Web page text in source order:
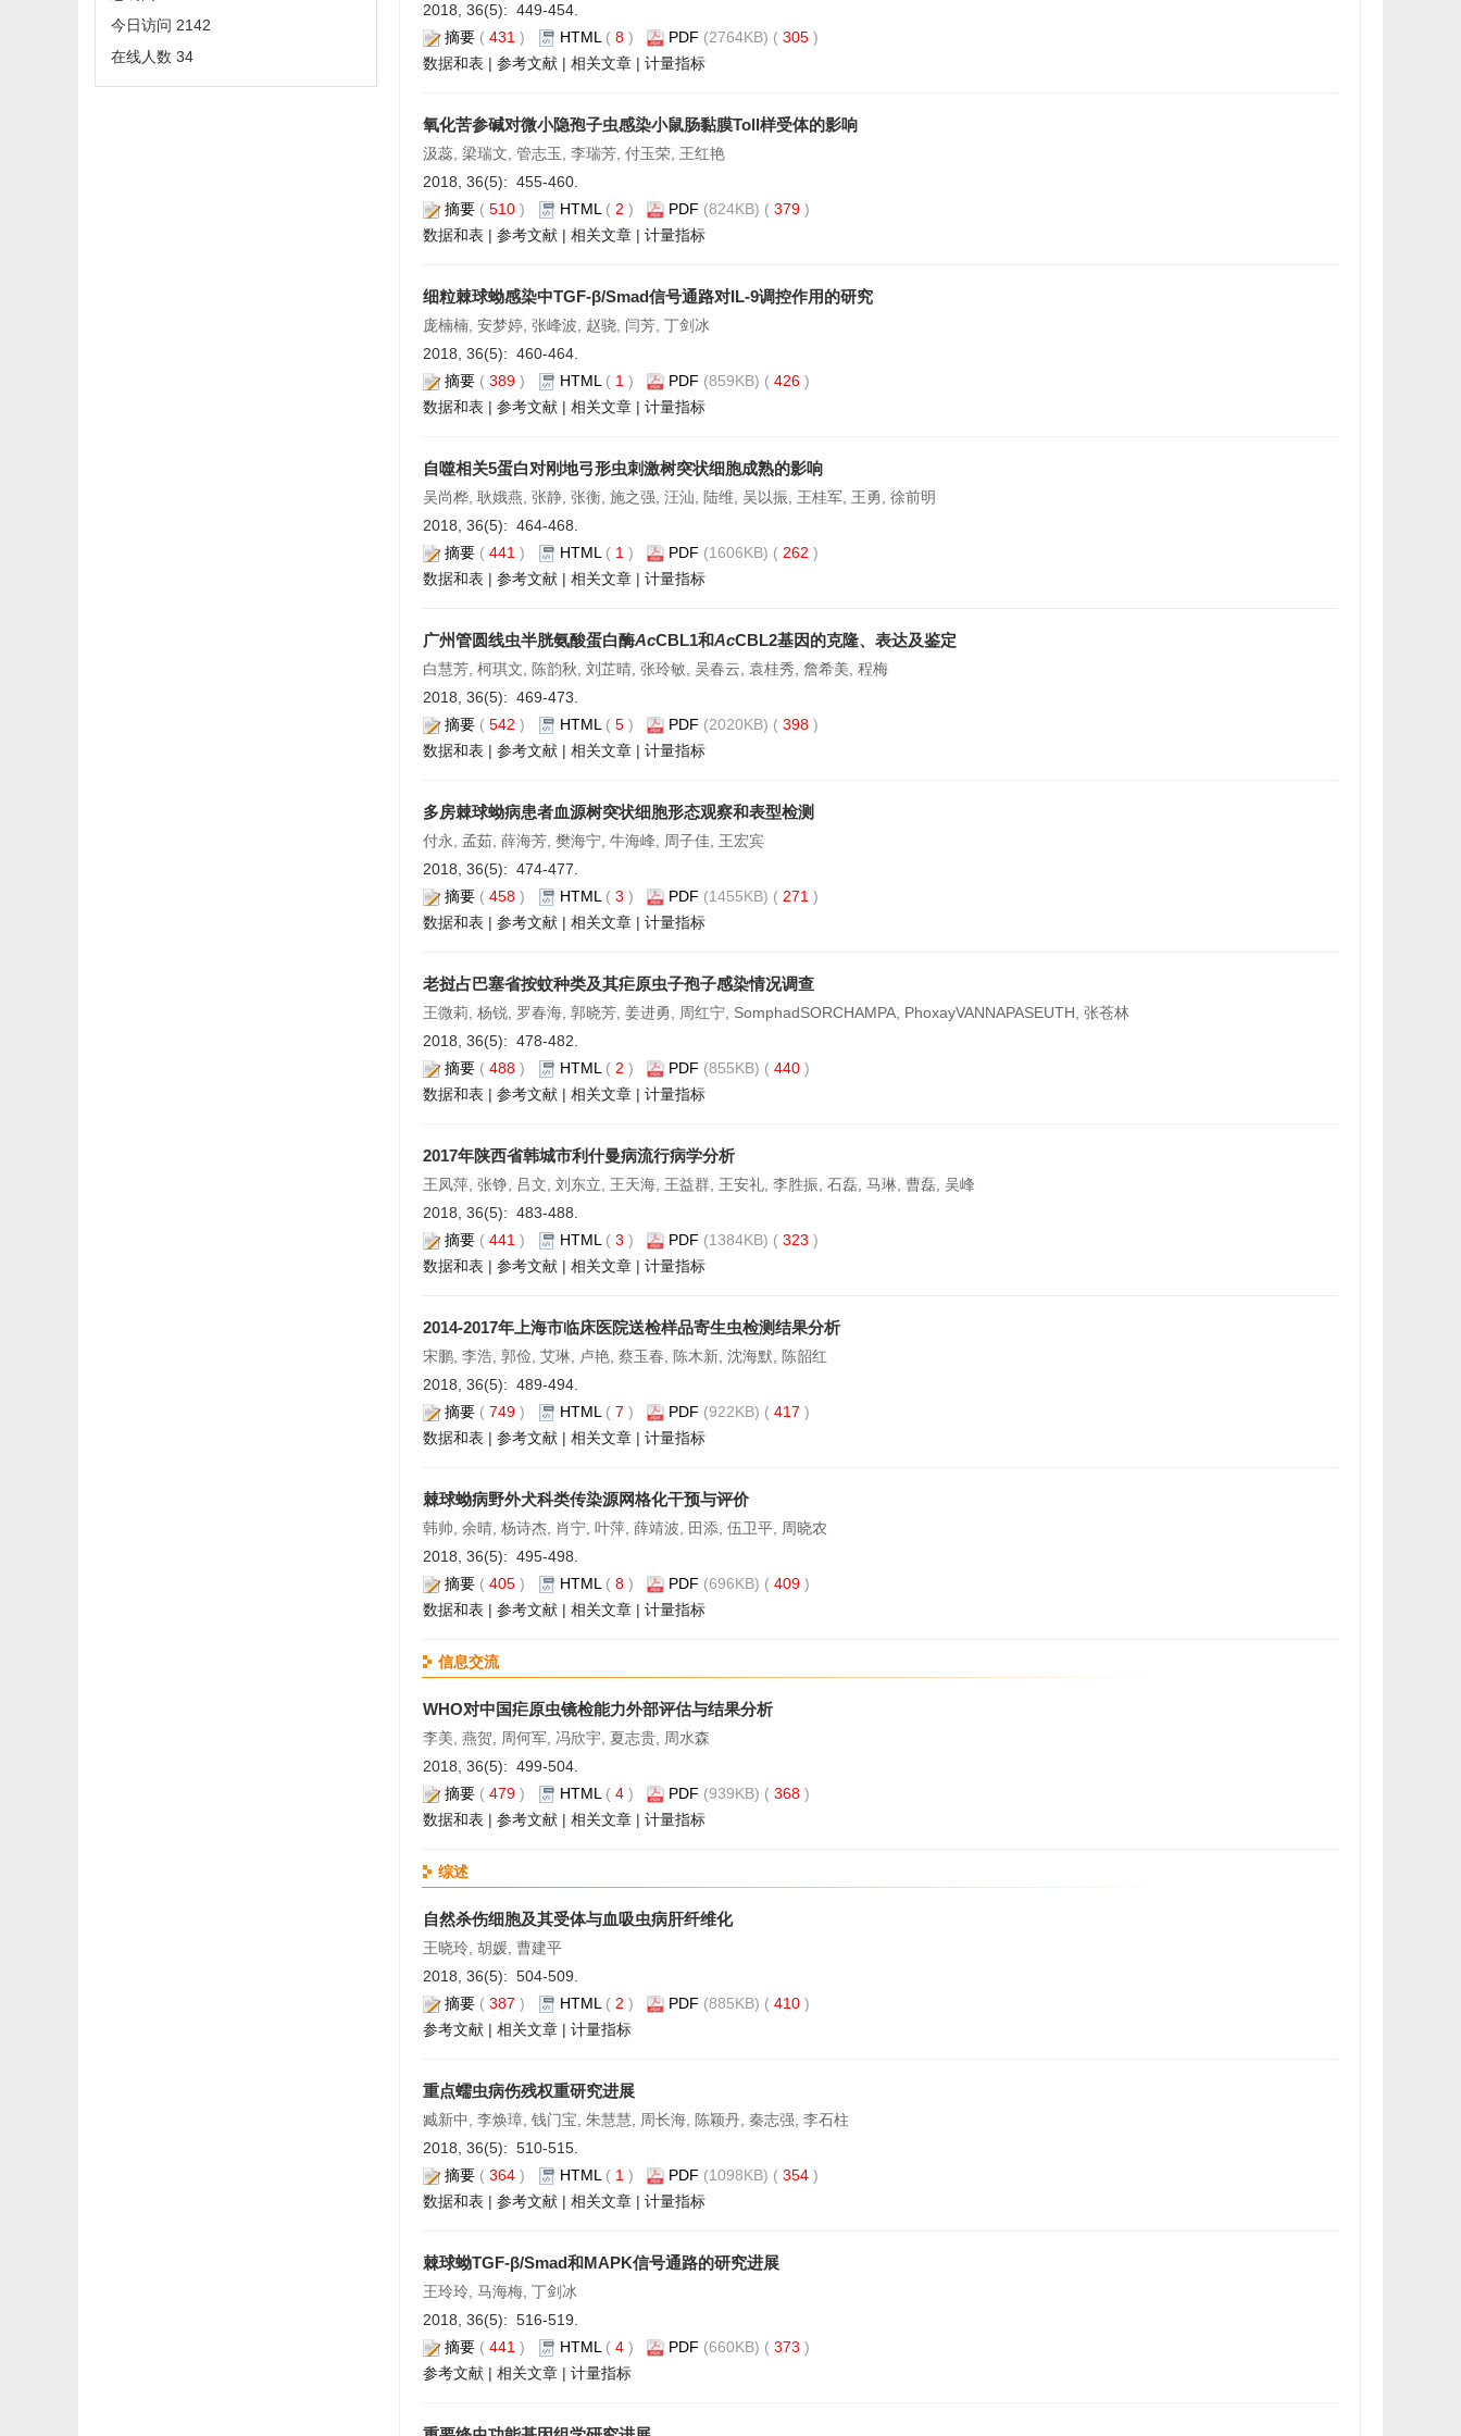
今日访问 2142
在线人数 34
2018, 36(5): 449-454.
摘要 ( 431 ) HTML ( 8 ) PDF (2764KB) ( 305 )
数据和表 | 参考文献 | 相关文章 | 计量指标
氧化苦参碱对微小隐孢子虫感染小鼠肠黏膜Toll样受体的影响
汲蕊, 梁瑞文, 管志玉, 李瑞芳, 付玉荣, 王红艳
2018, 36(5): 455-460.
摘要 ( 510 ) HTML ( 2 ) PDF (824KB) ( 379 )
数据和表 | 参考文献 | 相关文章 | 计量指标
细粒棘球蚴感染中TGF-β/Smad信号通路对IL-9调控作用的研究
庞楠楠, 安梦婷, 张峰波, 赵骁, 闫芳, 丁剑冰
2018, 36(5): 460-464.
摘要 ( 389 ) HTML ( 1 ) PDF (859KB) ( 426 )
数据和表 | 参考文献 | 相关文章 | 计量指标
自噬相关5蛋白对刚地弓形虫刺激树突状细胞成熟的影响
吴尚桦, 耿娥燕, 张静, 张衡, 施之强, 汪汕, 陆维, 吴以振, 王桂军, 王勇, 徐前明
2018, 36(5): 464-468.
摘要 ( 441 ) HTML ( 1 ) PDF (1606KB) ( 262 )
数据和表 | 参考文献 | 相关文章 | 计量指标
广州管圆线虫半胱氨酸蛋白酶AcCBL1和AcCBL2基因的克隆、表达及鉴定
白慧芳, 柯琪文, 陈韵秋, 刘芷晴, 张玲敏, 吴春云, 袁桂秀, 詹希美, 程梅
2018, 36(5): 469-473.
摘要 ( 542 ) HTML ( 5 ) PDF (2020KB) ( 398 )
数据和表 | 参考文献 | 相关文章 | 计量指标
多房棘球蚴病患者血源树突状细胞形态观察和表型检测
付永, 孟茹, 薛海芳, 樊海宁, 牛海峰, 周子佳, 王宏宾
2018, 36(5): 474-477.
摘要 ( 458 ) HTML ( 3 ) PDF (1455KB) ( 271 )
数据和表 | 参考文献 | 相关文章 | 计量指标
老挝占巴塞省按蚊种类及其疟原虫子孢子感染情况调查
王微莉, 杨锐, 罗春海, 郭晓芳, 姜进勇, 周红宁, SomphadSORCHAMPA, PhoxayVANNAPASEUTH, 张苍林
2018, 36(5): 478-482.
摘要 ( 488 ) HTML ( 2 ) PDF (855KB) ( 440 )
数据和表 | 参考文献 | 相关文章 | 计量指标
2017年陕西省韩城市利什曼病流行病学分析
王凤萍, 张铮, 吕文, 刘东立, 王天海, 王益群, 王安礼, 李胜振, 石磊, 马琳, 曹磊, 吴峰
2018, 36(5): 483-488.
摘要 ( 441 ) HTML ( 3 ) PDF (1384KB) ( 323 )
数据和表 | 参考文献 | 相关文章 | 计量指标
2014-2017年上海市临床医院送检样品寄生虫检测结果分析
宋鹏, 李浩, 郭俭, 艾琳, 卢艳, 蔡玉春, 陈木新, 沈海默, 陈韶红
2018, 36(5): 489-494.
摘要 ( 749 ) HTML ( 7 ) PDF (922KB) ( 417 )
数据和表 | 参考文献 | 相关文章 | 计量指标
棘球蚴病野外犬科类传染源网格化干预与评价
韩帅, 余晴, 杨诗杰, 肖宁, 叶萍, 薛靖波, 田添, 伍卫平, 周晓农
2018, 36(5): 495-498.
摘要 ( 405 ) HTML ( 8 ) PDF (696KB) ( 409 )
数据和表 | 参考文献 | 相关文章 | 计量指标
信息交流
WHO对中国疟原虫镜检能力外部评估与结果分析
李美, 燕贺, 周何军, 冯欣宇, 夏志贵, 周水森
2018, 36(5): 499-504.
摘要 ( 479 ) HTML ( 4 ) PDF (939KB) ( 368 )
数据和表 | 参考文献 | 相关文章 | 计量指标
综述
自然杀伤细胞及其受体与血吸虫病肝纤维化
王晓玲, 胡媛, 曹建平
2018, 36(5): 504-509.
摘要 ( 387 ) HTML ( 2 ) PDF (885KB) ( 410 )
参考文献 | 相关文章 | 计量指标
重点蠕虫病伤残权重研究进展
臧新中, 李焕璋, 钱门宝, 朱慧慧, 周长海, 陈颖丹, 秦志强, 李石柱
2018, 36(5): 510-515.
摘要 ( 364 ) HTML ( 1 ) PDF (1098KB) ( 354 )
数据和表 | 参考文献 | 相关文章 | 计量指标
棘球蚴TGF-β/Smad和MAPK信号通路的研究进展
王玲玲, 马海梅, 丁剑冰
2018, 36(5): 516-519.
摘要 ( 441 ) HTML ( 4 ) PDF (660KB) ( 373 )
参考文献 | 相关文章 | 计量指标